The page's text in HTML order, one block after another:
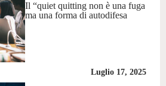
Il “quiet quitting non è una fuga
ma una forma di autodifesa
Luglio 17, 2025